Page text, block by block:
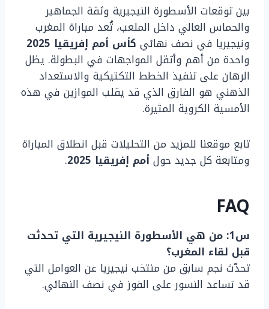
بين توقعات الأسطورة النيجيرية وثقة الجماهير
والحماس العالي داخل الملعب، تُعد مباراة المغرب
ونيجيريا في نصف نهائي كأس أمم إفريقيا 2025
واحدة من أهم وأثقل المواجهات في البطولة. يظل
الرهان على تنفيذ الخطط التكتيكية والاستعداد
الذهني هو الفارق الذي قد يقلب الموازين في هذه
الأمسية الكروية المثيرة.
تابع موقعنا للمزيد من التحليلات قبل انطلاق المباراة
ومتابعة كل جديد حولأمم إفريقيا 2025 .
FAQ
س1: من هي الأسطورة النيجيرية التي تحدثت
قبل لقاء المغرب؟
تحدّث نجم سابق من منتخب نيجيريا عن العوامل التي
قد تساعد النسور على الفوز في نصف النهائي.